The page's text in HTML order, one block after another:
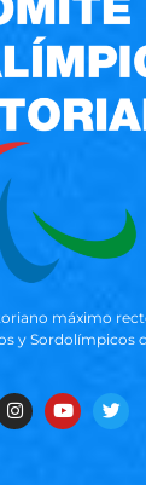
máximo
y Sordolímpicos